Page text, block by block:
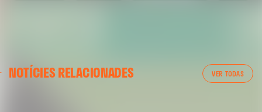
NOTÍCIES RELACIONADES VER TODAS
ENTRENAMENT DEL VALENCIA CF 04/03/26